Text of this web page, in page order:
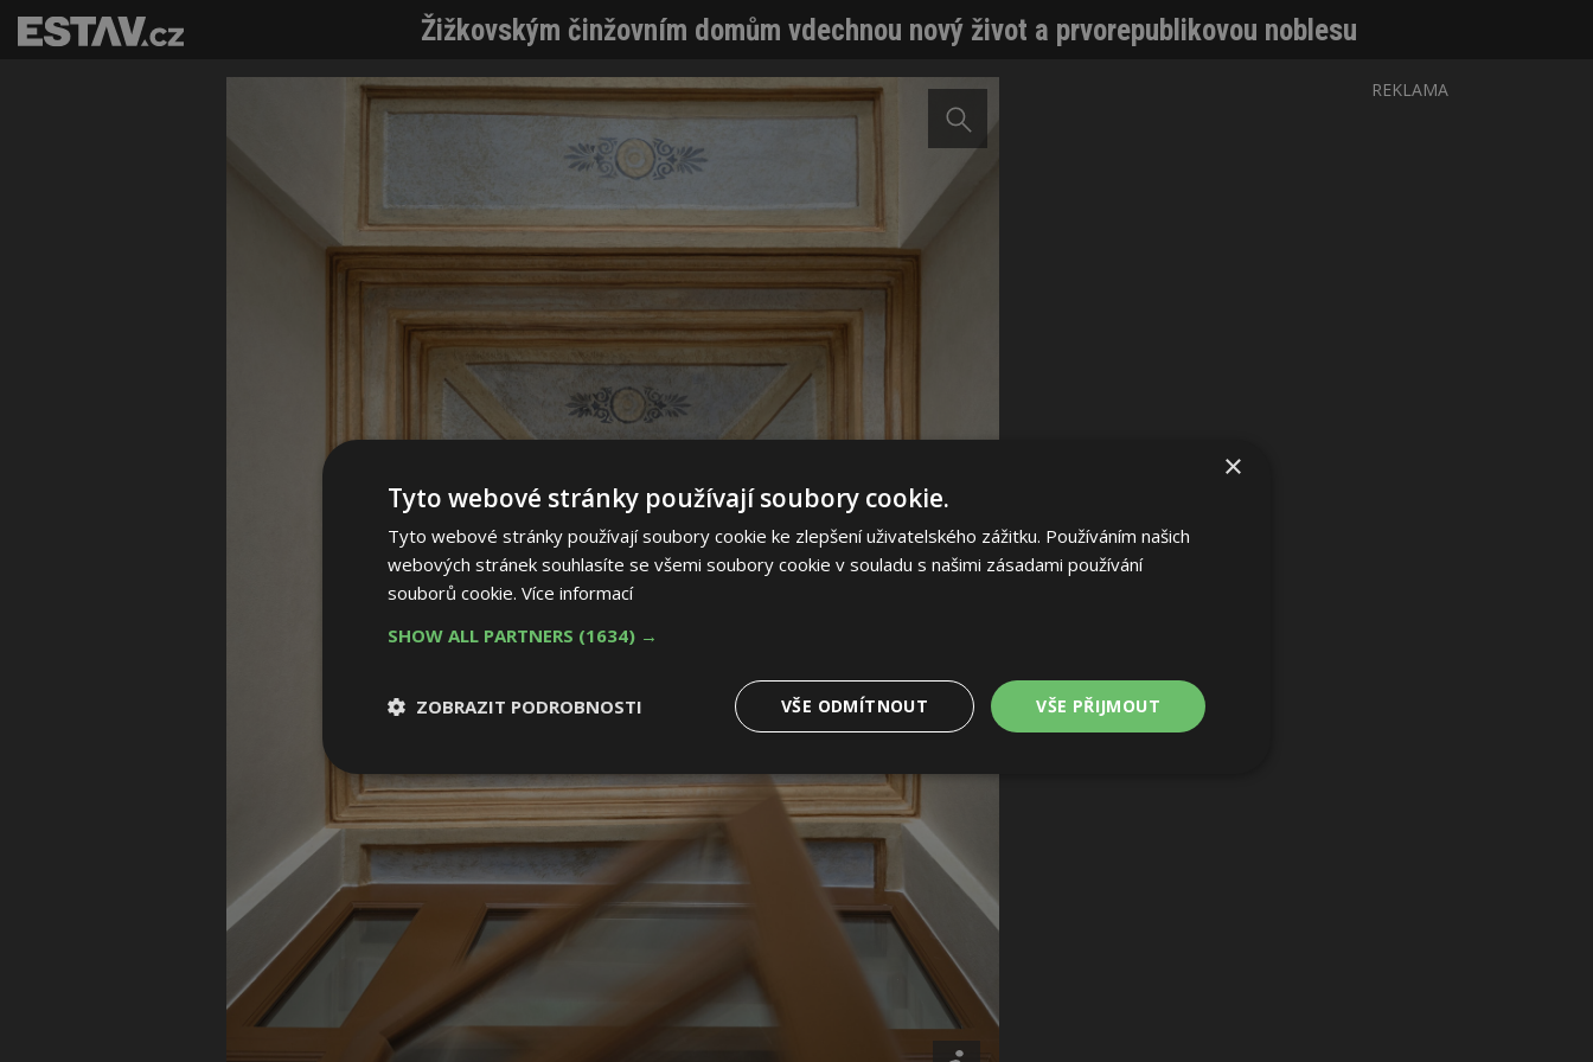
Žižkovským činžovním domům vdechnou nový život a prvorepublikovou noblesu
REKLAMA
×
Tyto webové stránky používají soubory cookie.
Tyto webové stránky používají soubory cookie ke zlepšení uživatelského zážitku. Používáním našich
webových stránek souhlasíte se všemi soubory cookie v souladu s našimi zásadami používání
souborů cookie. Více informací
SHOW ALL PARTNERS (1634) →
VŠE PŘIJMOUT
VŠE ODMÍTNOUT
ZOBRAZIT PODROBNOSTI
Nezbytně nutné
soubory
Výkonové
soubory
Soubory cílení Funkční soubory
Nezbytně nutné soubory Funkční soubory
Nezbytně nutné soubory cookie umožňují základní funkce webových stránek, jako je přihlášení uživatele a správa účtu.
Webové stránky nelze bez nezbytně nutných souborů cookie správně používat.